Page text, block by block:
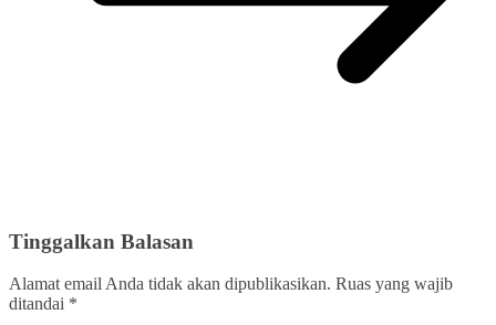
Tinggalkan Balasan
Alamat email Anda tidak akan dipublikasikan. Ruas yang wajib
ditandai *